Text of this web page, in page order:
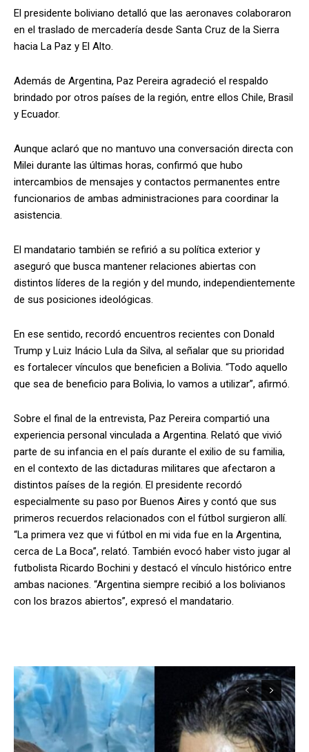
El presidente boliviano detalló que las aeronaves colaboraron
en el traslado de mercadería desde Santa Cruz de la Sierra
hacia La Paz y El Alto.
Además de Argentina, Paz Pereira agradeció el respaldo
brindado por otros países de la región, entre ellos Chile, Brasil
y Ecuador.
Aunque aclaró que no mantuvo una conversación directa con
Milei durante las últimas horas, confirmó que hubo
intercambios de mensajes y contactos permanentes entre
funcionarios de ambas administraciones para coordinar la
asistencia.
El mandatario también se refirió a su política exterior y
aseguró que busca mantener relaciones abiertas con
distintos líderes de la región y del mundo, independientemente
de sus posiciones ideológicas.
En ese sentido, recordó encuentros recientes con Donald
Trump y Luiz Inácio Lula da Silva, al señalar que su prioridad
es fortalecer vínculos que beneficien a Bolivia. “Todo aquello
que sea de beneficio para Bolivia, lo vamos a utilizar”, afirmó.
Sobre el final de la entrevista, Paz Pereira compartió una
experiencia personal vinculada a Argentina. Relató que vivió
parte de su infancia en el país durante el exilio de su familia,
en el contexto de las dictaduras militares que afectaron a
distintos países de la región. El presidente recordó
especialmente su paso por Buenos Aires y contó que sus
primeros recuerdos relacionados con el fútbol surgieron allí.
“La primera vez que vi fútbol en mi vida fue en la Argentina,
cerca de La Boca”, relató. También evocó haber visto jugar al
futbolista Ricardo Bochini y destacó el vínculo histórico entre
ambas naciones. “Argentina siempre recibió a los bolivianos
con los brazos abiertos”, expresó el mandatario.